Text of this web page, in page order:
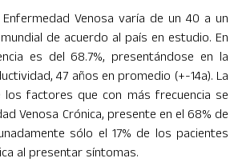
Venosa varía de un 40 a un
de acuerdo al país en estudio. En
es del 68.7%, presentándose en la
47 años en promedio (+-14a). La
factores que con más frecuencia se
Venosa Crónica, presente en el 68% de
sólo el 17% de los pacientes
al presentar síntomas.